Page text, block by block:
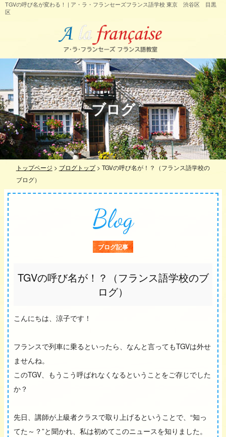
TGVの呼び名が変わる！ | ア・ラ・フランセーズフランス語学校 東京 渋谷区 目黒
区
ブログ
トップページ > ブログトップ> TGVの呼び名が！？（フランス語学校の
ブログ）
Blog
ブログ記事
TGVの呼び名が！？（フランス語学校のブ
ログ）
こんにちは、涼子です！
フランスで列車に乗るといったら、なんと言ってもTGVは外せ
ませんね。
このTGV、もうこう呼ばれなくなるということをご存じでした
か？
先日、講師が上級者クラスで取り上げるということで、“知っ
てた～？”と聞かれ、私は初めてこのニュースを知りました。